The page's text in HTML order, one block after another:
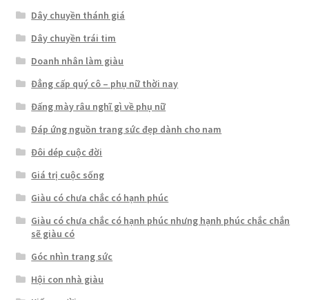
Dây chuyền thánh giá
Dây chuyền trái tim
Doanh nhân làm giàu
Đẳng cấp quý cô – phụ nữ thời nay
Đấng mày râu nghĩ gì về phụ nữ
Đáp ứng nguồn trang sức đẹp dành cho nam
Đôi dép cuộc đời
Giá trị cuộc sống
Giàu có chưa chắc có hạnh phúc
Giàu có chưa chắc có hạnh phúc nhưng hạnh phúc chắc chắn
sẽ giàu có
Góc nhìn trang sức
Hội con nhà giàu